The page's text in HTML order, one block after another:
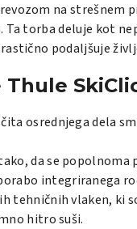
na
torba deluje kot
podaljšuje
osrednjega dela
da se
integriranega
tehničnih vlaken, ki
hitro suši.